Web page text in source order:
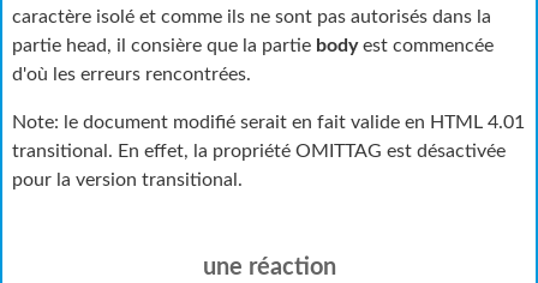
caractère isolé et comme ils ne sont pas autorisés dans la
partie head, il consière que la partie bodyest commencée
d'où les erreurs rencontrées.
Note: le document modifié serait en fait valide en HTML 4.01
transitional. En effet, la propriété OMITTAG est désactivée
pour la version transitional.
une réaction